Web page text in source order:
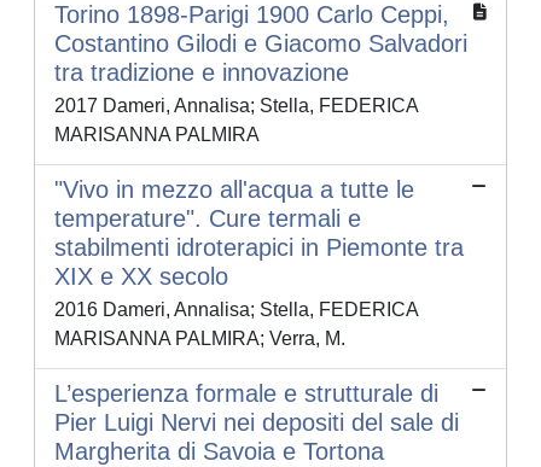
Torino 1898-Parigi 1900 Carlo Ceppi,
Costantino Gilodi e Giacomo Salvadori
tra tradizione e innovazione
2017 Dameri, Annalisa; Stella, FEDERICA
MARISANNA PALMIRA
"Vivo in mezzo all'acqua a tutte le
temperature". Cure termali e
stabilmenti idroterapici in Piemonte tra
XIX e XX secolo
2016 Dameri, Annalisa; Stella, FEDERICA
MARISANNA PALMIRA; Verra, M.
L’esperienza formale e strutturale di
Pier Luigi Nervi nei depositi del sale di
Margherita di Savoia e Tortona